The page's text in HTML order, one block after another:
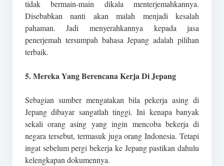
tidak bermain-main dikala menterjemahkannya.
Disebabkan nanti akan malah menjadi kesalah
pahaman. Jadi menyerahkannya kepada jasa
penerjemah tersumpah bahasa Jepang adalah pilihan
terbaik.
5. Mereka Yang Berencana Kerja Di Jepang
Sebagian sumber mengatakan bila pekerja asing di
Jepang dibayar sangatlah tinggi. Ini kenapa banyak
sekali orang asing yang ingin mencoba bekerja di
negara tersebut, termasuk juga orang Indonesia. Tetapi
ingat sebelum pergi bekerja ke Jepang pastikan dahulu
kelengkapan dokumennya.